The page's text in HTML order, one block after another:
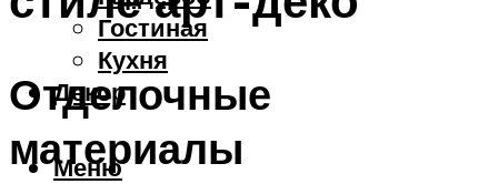
Гостиная
Кухня
Декор
Меню
Отделочные
материалы